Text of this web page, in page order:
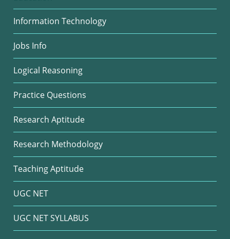
Information Technology
Jobs Info
Logical Reasoning
Practice Questions
Research Aptitude
Research Methodology
Teaching Aptitude
UGC NET
UGC NET SYLLABUS